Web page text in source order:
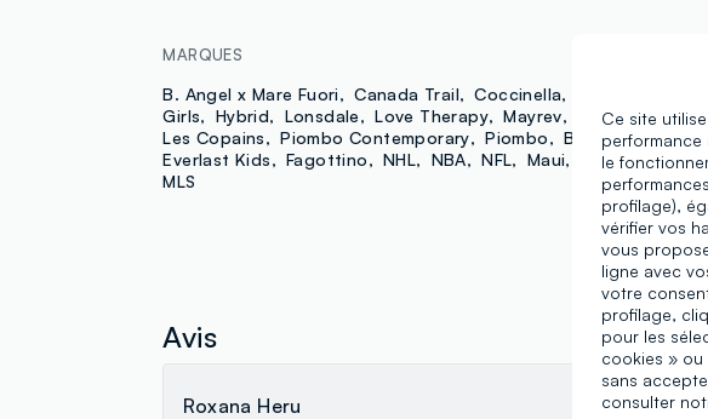
MARQUES
B. Angel x Mare Fuori Canada Trail Coccinella
Girls
Hybrid Lonsdale Love Therapy Mayrev
Utopja
Les Copains
Piombo Contemporary Piombo
B. Angel
Everlast Kids
Fagottino NHL NBA NFL Maui Outerstaff
MLS
Avis
Roxana Heru Daniela
Ce site
le
profilage),
vérifier vos
vous
ligne avec
votre
profilage,
pour les
cookies » ou
sans
consulter